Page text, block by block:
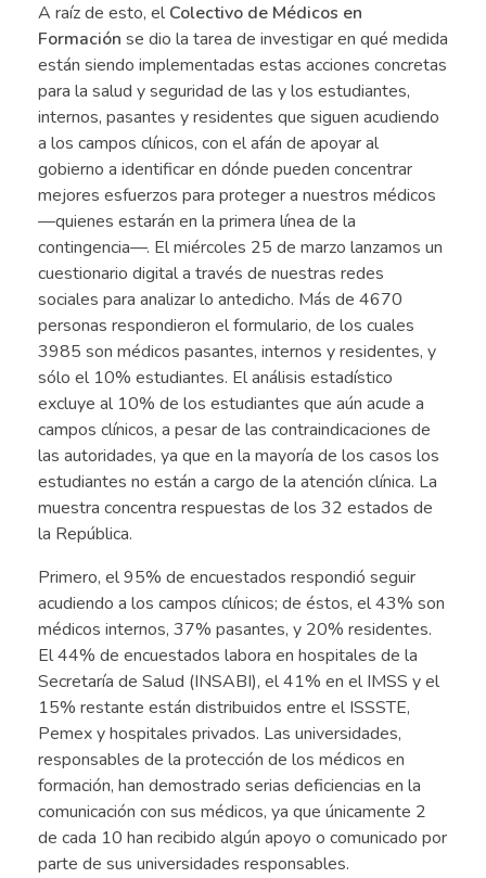
A raíz de esto, elColectivo de Médicos en
Formación se dio la tarea de investigar en qué medida
están siendo implementadas estas acciones concretas
para la salud y seguridad de las y los estudiantes,
internos, pasantes y residentes que siguen acudiendo
a los campos clínicos, con el afán de apoyar al
gobierno a identificar en dónde pueden concentrar
mejores esfuerzos para proteger a nuestros médicos
—quienes estarán en la primera línea de la
contingencia—. El miércoles 25 de marzo lanzamos un
cuestionario digital a través de nuestras redes
sociales para analizar lo antedicho. Más de 4670
personas respondieron el formulario, de los cuales
3985 son médicos pasantes, internos y residentes, y
sólo el 10% estudiantes. El análisis estadístico
excluye al 10% de los estudiantes que aún acude a
campos clínicos, a pesar de las contraindicaciones de
las autoridades, ya que en la mayoría de los casos los
estudiantes no están a cargo de la atención clínica. La
muestra concentra respuestas de los 32 estados de
la República.
Primero, el 95% de encuestados respondió seguir
acudiendo a los campos clínicos; de éstos, el 43% son
médicos internos, 37% pasantes, y 20% residentes.
El 44% de encuestados labora en hospitales de la
Secretaría de Salud (INSABI), el 41% en el IMSS y el
15% restante están distribuidos entre el ISSSTE,
Pemex y hospitales privados. Las universidades,
responsables de la protección de los médicos en
formación, han demostrado serias deficiencias en la
comunicación con sus médicos, ya que únicamente 2
de cada 10 han recibido algún apoyo o comunicado por
parte de sus universidades responsables.